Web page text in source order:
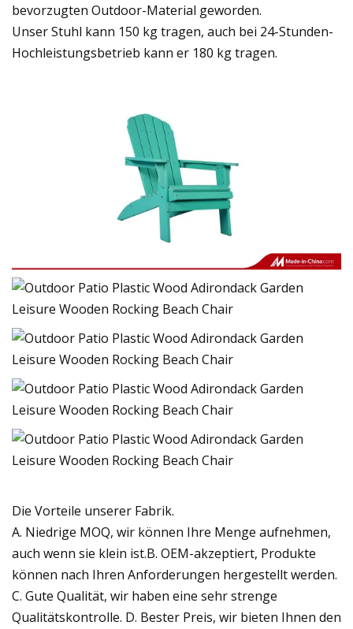
bevorzugten Outdoor-Material geworden.
Unser Stuhl kann 150 kg tragen, auch bei 24-Stunden-
Hochleistungsbetrieb kann er 180 kg tragen.
Die Vorteile unserer Fabrik.
A. Niedrige MOQ, wir können Ihre Menge aufnehmen,
auch wenn sie klein ist.B. OEM-akzeptiert, Produkte
können nach Ihren Anforderungen hergestellt werden.
C. Gute Qualität, wir haben eine sehr strenge
Qualitätskontrolle. D. Bester Preis, wir bieten Ihnen den